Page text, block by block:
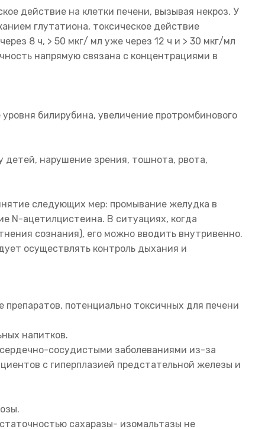
действие на клетки печени, вызывая некроз. У
глутатиона, токсическое действие
8 ч, > 50 мкг/ мл уже через 12 ч и > 30 мкг/мл
напрямую связана с концентрациями в
билирубина, увеличение протромбинового
нарушение зрения, тошнота, рвота,
следующих мер: промывание желудка в
N-ацетилцистеина. В ситуациях, когда
сознания), его можно вводить внутривенно.
осуществлять контроль дыхания и
потенциально токсичных для печени
напитков.
сосудистыми заболеваниями из-за
с гиперплазией предстательной железы и
сахаразы- изомальтазы не